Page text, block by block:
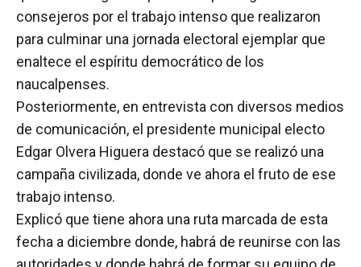
consejeros por el trabajo intenso que realizaron
para culminar una jornada electoral ejemplar que
enaltece el espíritu democrático de los
naucalpenses.
Posteriormente, en entrevista con diversos medios
de comunicación, el presidente municipal electo
Edgar Olvera Higuera destacó que se realizó una
campaña civilizada, donde ve ahora el fruto de ese
trabajo intenso.
Explicó que tiene ahora una ruta marcada de esta
fecha a diciembre donde, habrá de reunirse con las